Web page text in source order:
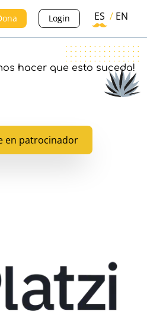
Login ES / EN
hacer que esto suceda!
en patrocinador